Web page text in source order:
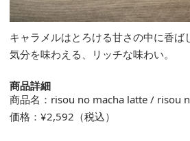
キャラメルはとろける甘さの中に香ば
気分を味わえる、リッチな味わい。
商品詳細
商品名：risou no macha latte / risou
価格：¥2,592（税込）